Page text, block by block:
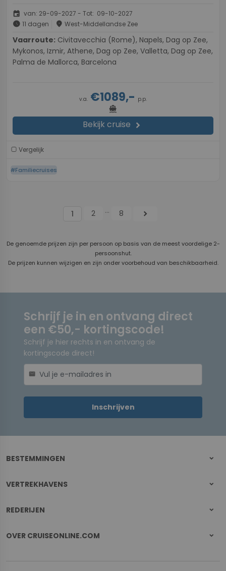
event van: 29-09-2027 - Tot: 09-10-2027
schedule 11 dagen place West-Middellandse Zee
Vaarroute:
Mykonos, Izmir, Athene, Dag op Zee, Valletta, Dag op Zee,
Palma de Mallorca, Barcelona
v.a. €1089,- p.p.
directions_boat
Bekijk cruise chevron_right
Vergelijk
#Familiecruises
1 2 ... 8 chevron_right
De genoemde prijzen zijn per persoon op basis van de meest voordelige 2-
persoonshut.
De prijzen kunnen wijzigen en zijn onder voorbehoud van beschikbaarheid.
Schrijf je in en ontvang direct
een €50,- kortingscode!
Schrijf je hier rechts in en ontvang de
kortingscode direct!
mail
Inschrijven
BESTEMMINGEN
VERTREKHAVENS
REDERIJEN
OVER CRUISEONLINE.COM